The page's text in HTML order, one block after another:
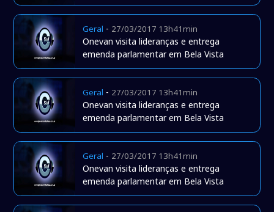
Geral - 27/03/2017 13h41min
Onevan visita lideranças e entrega
emenda parlamentar em Bela Vista
Geral - 27/03/2017 13h41min
Onevan visita lideranças e entrega
emenda parlamentar em Bela Vista
Geral - 27/03/2017 13h41min
Onevan visita lideranças e entrega
emenda parlamentar em Bela Vista